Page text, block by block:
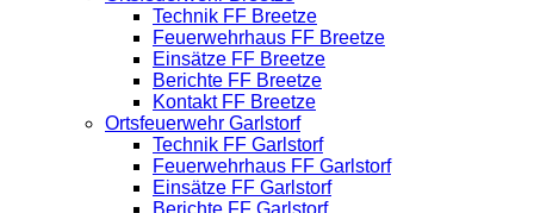
Technik FF Breetze
Feuerwehrhaus FF Breetze
Einsätze FF Breetze
Berichte FF Breetze
Kontakt FF Breetze
Ortsfeuerwehr Garlstorf
Technik FF Garlstorf
Feuerwehrhaus FF Garlstorf
Einsätze FF Garlstorf
Berichte FF Garlstorf